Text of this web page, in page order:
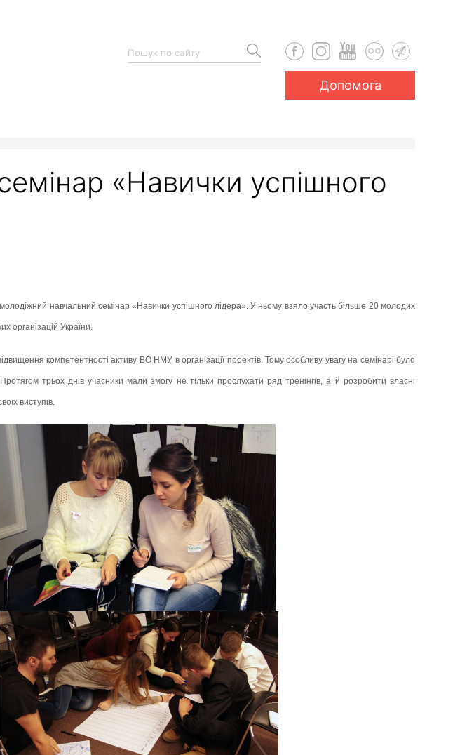
Допомога
«Навички успішного
навчальний семінар «Навички успішного лідера». У ньому взяло участь більше 20 молодих
організацій України.
компетентності активу ВО НМУ в організації проектів. Тому особливу увагу на семінарі було
трьох днів учасники мали змогу не тільки прослухати ряд тренінгів, а й розробити власні
виступів.